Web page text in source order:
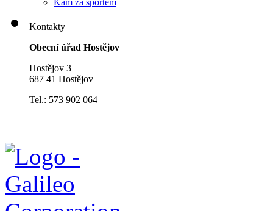
Kam za sportem
Kontakty
Obecní úřad Hostějov
Hostějov 3
687 41 Hostějov
Tel.: 573 902 064